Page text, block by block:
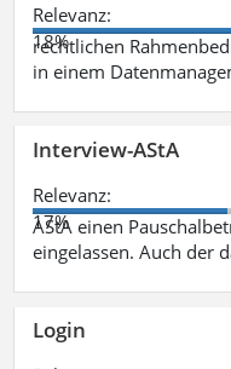
Relevanz:
18%
rechtlichen
in einem
Interview-AStA
Relevanz:
17%
AStA einen
eingelassen. Auch der
Login